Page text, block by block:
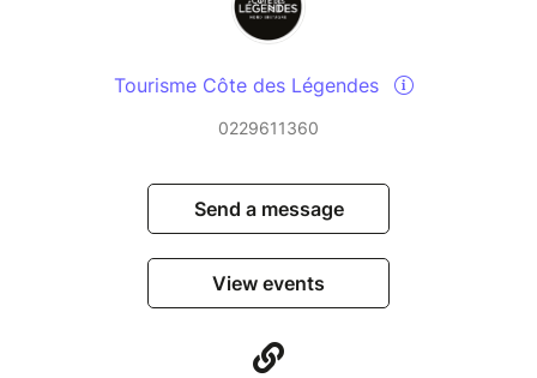
Tourisme Côte des Légendes
0229611360
Send a message
View events